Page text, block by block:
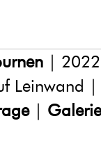
|
Leinwand
|